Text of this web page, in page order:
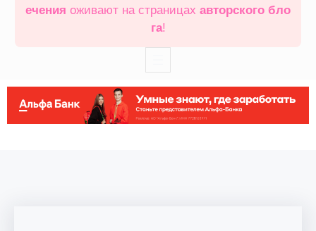
ечения оживают на страницах авторского бло
га!